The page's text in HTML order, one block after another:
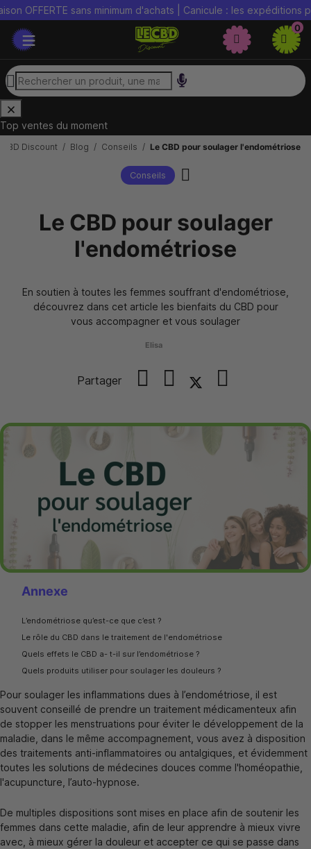
sans minimum d'achats | Canicule : les expéditions
0
Top ventes du moment
Discount Blog Conseils Le CBD pour soulager l'endométriose
Conseils
Le CBD pour soulager
l'endométriose
En soutien à toutes les femmes souffrant d'endométriose,
découvrez dans cet article les bienfaits du CBD pour
vous accompagner et vous soulager
Elisa
Partager
Annexe
L’endométriose qu’est-ce que c’est ?
Le rôle du CBD dans le traitement de l'endométriose
Quels effets le CBD a- t-il sur l’endométriose ?
Quels produits utiliser pour soulager les douleurs ?
Pour soulager les inflammations dues à l’endométriose, il est
souvent conseillé de prendre un traitement médicamenteux afin
de stopper les menstruations pour éviter le développement de la
maladie, dans le même accompagnement, vous avez à disposition
des traitements anti-inflammatoires ou antalgiques, et évidemment
toutes les solutions de médecines douces comme l'homéopathie,
l'acupuncture, l’auto-hypnose.
De multiples dispositions sont mises en place afin de soutenir les
femmes dans cette maladie, afin de leur apprendre à mieux vivre
avec, à mieux gérer la douleur et accepter ce qui se passe dans